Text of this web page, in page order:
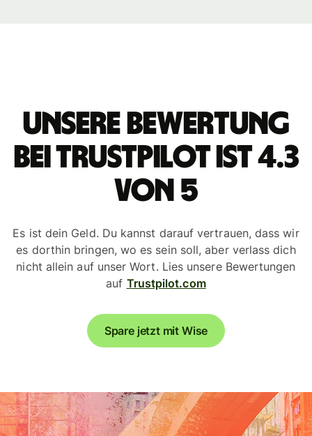
Unsere Bewertung
bei Trustpilot ist 4.3
von 5
Es ist dein Geld. Du kannst darauf vertrauen, dass wir
es dorthin bringen, wo es sein soll, aber verlass dich
nicht allein auf unser Wort. Lies unsere Bewertungen
auf Trustpilot.com
Spare jetzt mit Wise